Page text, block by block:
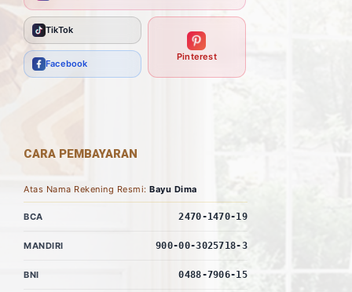
TikTok
Facebook
Pinterest
CARA PEMBAYARAN
Atas Nama Rekening Resmi: Bayu Dima
BCA 2470-1470-19
MANDIRI 900-00-3025718-3
BNI 0488-7906-15